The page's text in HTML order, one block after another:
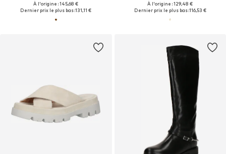
À l'origine : 145,68 €
Dernier prix le plus bas :131,11 €
À l'origine : 129,48 €
Dernier prix le plus bas :116,53 €